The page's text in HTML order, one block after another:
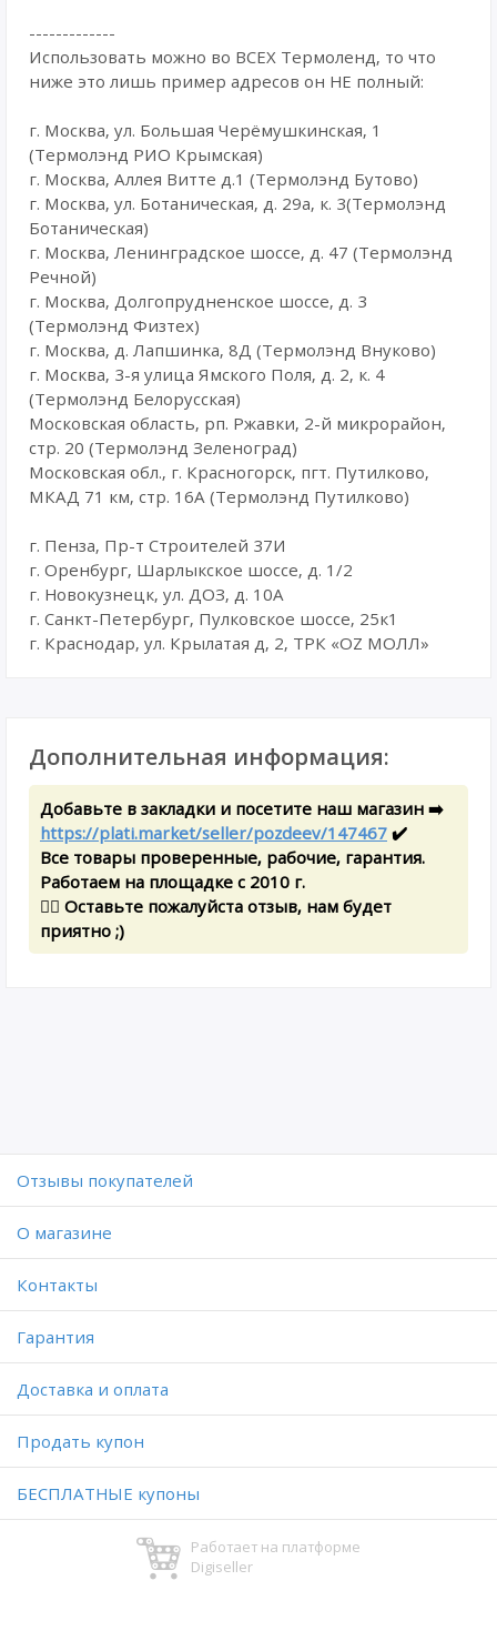
-------------
Использовать можно во ВСЕХ Термоленд, то что
ниже это лишь пример адресов он НЕ полный:
г. Москва, ул. Большая Черёмушкинская, 1
(Термолэнд РИО Крымская)
г. Москва, Аллея Витте д.1 (Термолэнд Бутово)
г. Москва, ул. Ботаническая, д. 29а, к. 3(Термолэнд
Ботаническая)
г. Москва, Ленинградское шоссе, д. 47 (Термолэнд
Речной)
г. Москва, ​Долгопрудненское шоссе, д. 3
(Термолэнд Физтех)
г. Москва, ​д. Лапшинка, 8Д (Термолэнд Внуково)
г. Москва, 3-я улица Ямского Поля, д. 2, к. 4
(Термолэнд Белорусская)
Московская область, рп. Ржавки, 2-й микрорайон,
стр. 20 (Термолэнд Зеленоград)
Московская обл., г. Красногорск, пгт. Путилково,
МКАД 71 км, стр. 16А (Термолэнд Путилково)
г. Пенза, Пр-т Строителей 37И
г. Оренбург, Шарлыкское шоссе, д. 1/2
г. Новокузнецк, ул. ДОЗ, д. 10А
г. Санкт-Петербург, Пулковское шоссе, 25к1
г. Краснодар, ул. Крылатая д, 2, ТРК «ОZ МОЛЛ»
Дополнительная информация:
Добавьте в закладки и посетите наш магазин ➡️
https://plati.market/seller/pozdeev/147467 ✔️
Все товары проверенные, рабочие, гарантия.
Работаем на площадке с 2010 г.
✍🏻 Оставьте пожалуйста отзыв, нам будет
приятно ;)
Отзывы покупателей
O магазине
Контакты
Гарантия
Доставка и оплата
Продать купон
БЕСПЛАТНЫЕ купоны
Работает на платформе
Digiseller